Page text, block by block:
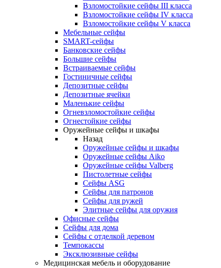
Взломостойкие сейфы III класса
Взломостойкие сейфы IV класса
Взломостойкие сейфы V класса
Мебельные сейфы
SMART-сейфы
Банковские сейфы
Большие сейфы
Встраиваемые сейфы
Гостиничные сейфы
Депозитные сейфы
Депозитные ячейки
Маленькие сейфы
Огневзломостойкие сейфы
Огнестойкие сейфы
Оружейные сейфы и шкафы
Назад
Оружейные сейфы и шкафы
Оружейные сейфы Aiko
Оружейные сейфы Valberg
Пистолетные сейфы
Сейфы ASG
Сейфы для патронов
Сейфы для ружей
Элитные сейфы для оружия
Офисные сейфы
Сейфы для дома
Сейфы с отделкой деревом
Темпокассы
Эксклюзивные сейфы
Медицинская мебель и оборудование